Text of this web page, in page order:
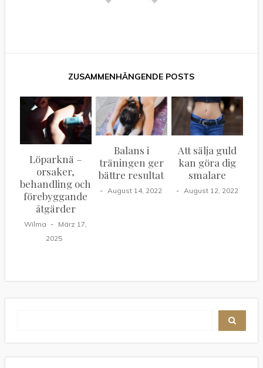
Löparknä –
orsaker,
behandling och
förebyggande
åtgärder
Wilma
März 17,
2025
Balans i
träningen ger
bättre resultat
August 14, 2022
Att sälja guld
kan göra dig
smalare
August 12, 2022